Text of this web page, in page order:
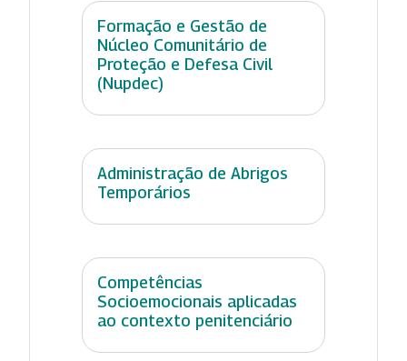
Formação e Gestão de
Núcleo Comunitário de
Proteção e Defesa Civil
(Nupdec)
Administração de Abrigos
Temporários
Competências
Socioemocionais aplicadas
ao contexto penitenciário